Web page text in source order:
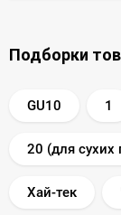
Подборки
GU10 1
20 (для сухих
Хай-тек